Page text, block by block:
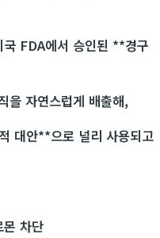
FDA에서 승인된 **경구
을 자연스럽게 배출해,
대안**으로 널리 사용되고
차단